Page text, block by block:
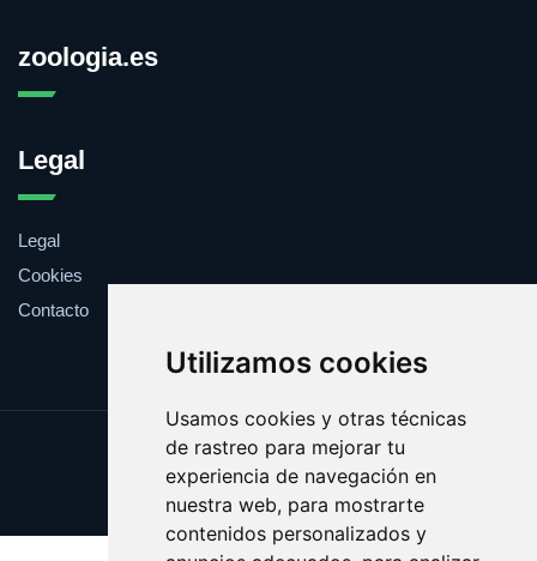
Utilizamos cookies
Usamos cookies y otras técnicas
de rastreo para mejorar tu
experiencia de navegación en
nuestra web, para mostrarte
contenidos personalizados y
zoologia.es
Legal
Legal
Cookies
Contacto
Update cookies preferences
Copyright © 2025 zoologia.es